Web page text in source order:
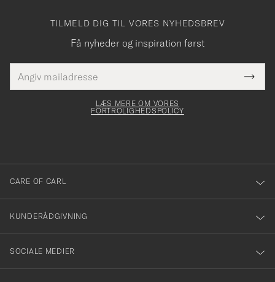
TILMELD DIG TIL VORES NYHEDSBREV
Få nyheder og inspiration først
mailadresse
skal
Tack
för
dig
till
vårt
nyhetsbrev!
LÆS MERE OM VORES
FORTROLIGHEDSPOLICY
CARE OF CARL
KUNDERÅDGIVNING
SOCIALE MEDIER